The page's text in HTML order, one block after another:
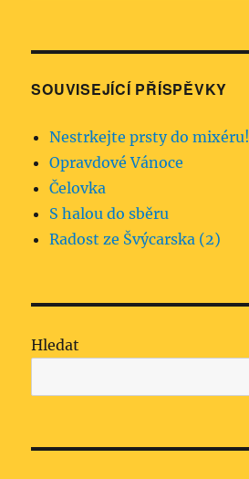
SOUVISEJÍCÍ PŘÍSPĚVKY
Nestrkejte prsty do mixéru!
Opravdové Vánoce
Čelovka
S halou do sběru
Radost ze Švýcarska (2)
Hledat